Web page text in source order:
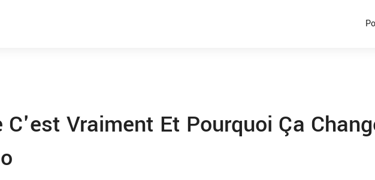
C'est Vraiment Et Pourquoi Ça